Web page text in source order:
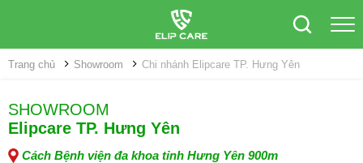
Trang chủ Showroom Chi nhánh Elipcare TP. Hưng Yên
SHOWROOM
Elipcare TP. Hưng Yên
Cách Bệnh viện đa khoa tỉnh Hưng Yên 900m